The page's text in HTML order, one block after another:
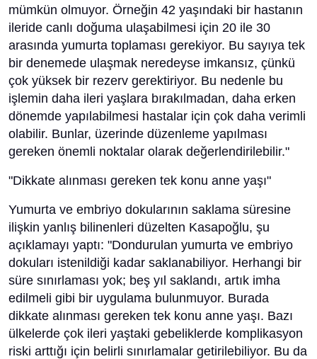
mümkün olmuyor. Örneğin 42 yaşındaki bir hastanın
ileride canlı doğuma ulaşabilmesi için 20 ile 30
arasında yumurta toplaması gerekiyor. Bu sayıya tek
bir denemede ulaşmak neredeyse imkansız, çünkü
çok yüksek bir rezerv gerektiriyor. Bu nedenle bu
işlemin daha ileri yaşlara bırakılmadan, daha erken
dönemde yapılabilmesi hastalar için çok daha verimli
olabilir. Bunlar, üzerinde düzenleme yapılması
gereken önemli noktalar olarak değerlendirilebilir."
"Dikkate alınması gereken tek konu anne yaşı"
Yumurta ve embriyo dokularının saklama süresine
ilişkin yanlış bilinenleri düzelten Kasapoğlu, şu
açıklamayı yaptı: "Dondurulan yumurta ve embriyo
dokuları istenildiği kadar saklanabiliyor. Herhangi bir
süre sınırlaması yok; beş yıl saklandı, artık imha
edilmeli gibi bir uygulama bulunmuyor. Burada
dikkate alınması gereken tek konu anne yaşı. Bazı
ülkelerde çok ileri yaştaki gebeliklerde komplikasyon
riski arttığı için belirli sınırlamalar getirilebiliyor. Bu da